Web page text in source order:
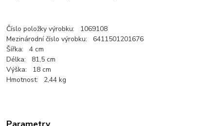
Číslo položky výrobku: 1069108
Mezinárodní číslo výrobku: 6411501201676
Šířka: 4 cm
Délka: 81,5 cm
Výška: 18 cm
Hmotnost: 2,44 kg